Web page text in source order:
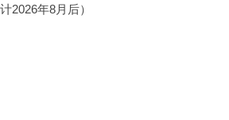
2026年8月后）